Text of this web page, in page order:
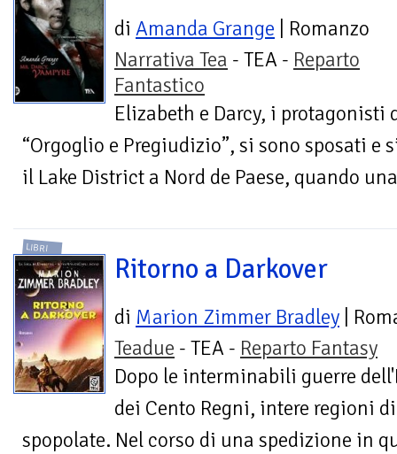
di Amanda Grange | Romanzo
Narrativa Tea - TEA - Reparto
Fantastico
Elizabeth e Darcy, i protagonisti
“Orgoglio e Pregiudizio”, si sono sposati e
il Lake District a Nord de Paese, quando
LIBRI
Ritorno a Darkover
di Marion Zimmer Bradley |
Teadue - TEA - Reparto Fantasy
Dopo le interminabili guerre
dei Cento Regni, intere regioni
spopolate. Nel corso di una spedizione in